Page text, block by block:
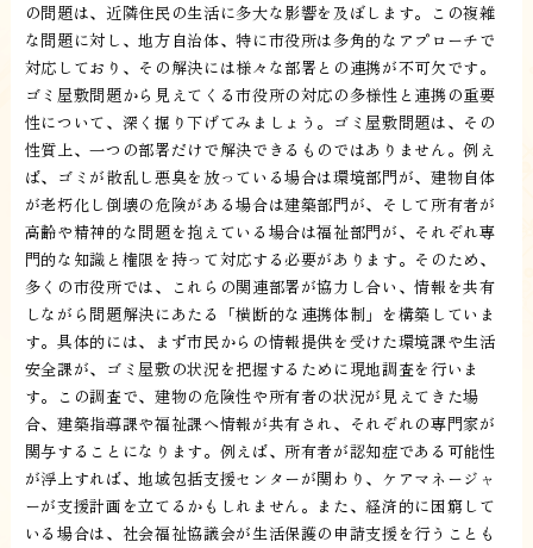
の問題は、近隣住民の生活に多大な影響を及ぼします。この複雑
な問題に対し、地方自治体、特に市役所は多角的なアプローチで
対応しており、その解決には様々な部署との連携が不可欠です。
ゴミ屋敷問題から見えてくる市役所の対応の多様性と連携の重要
性について、深く掘り下げてみましょう。ゴミ屋敷問題は、その
性質上、一つの部署だけで解決できるものではありません。例え
ば、ゴミが散乱し悪臭を放っている場合は環境部門が、建物自体
が老朽化し倒壊の危険がある場合は建築部門が、そして所有者が
高齢や精神的な問題を抱えている場合は福祉部門が、それぞれ専
門的な知識と権限を持って対応する必要があります。そのため、
多くの市役所では、これらの関連部署が協力し合い、情報を共有
しながら問題解決にあたる「横断的な連携体制」を構築していま
す。具体的には、まず市民からの情報提供を受けた環境課や生活
安全課が、ゴミ屋敷の状況を把握するために現地調査を行いま
す。この調査で、建物の危険性や所有者の状況が見えてきた場
合、建築指導課や福祉課へ情報が共有され、それぞれの専門家が
関与することになります。例えば、所有者が認知症である可能性
が浮上すれば、地域包括支援センターが関わり、ケアマネージャ
ーが支援計画を立てるかもしれません。また、経済的に困窮して
いる場合は、社会福祉協議会が生活保護の申請支援を行うことも